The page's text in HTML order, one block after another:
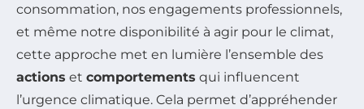
consommation, nos engagements professionnels,
et même notre disponibilité à agir pour le climat,
cette approche met en lumière l’ensemble des
actions et comportements qui influencent
l’urgence climatique. Cela permet d’appréhender